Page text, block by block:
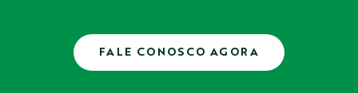
FALE CONOSCO AGORA